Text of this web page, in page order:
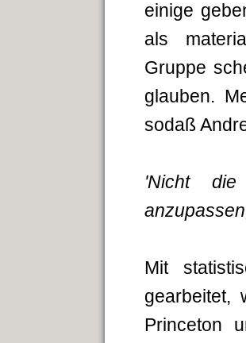
einige
als
Gruppe
glauben.
sodaß
'Nicht die
Mit
gearbeitet,
Princeton